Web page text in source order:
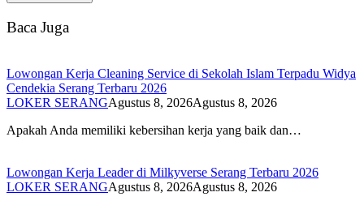
Baca Juga
Lowongan Kerja Cleaning Service di Sekolah Islam Terpadu Widya
Cendekia Serang Terbaru 2026
LOKER SERANGAgustus 8, 2026Agustus 8, 2026
Apakah Anda memiliki kebersihan kerja yang baik dan…
Lowongan Kerja Leader di Milkyverse Serang Terbaru 2026
LOKER SERANGAgustus 8, 2026Agustus 8, 2026